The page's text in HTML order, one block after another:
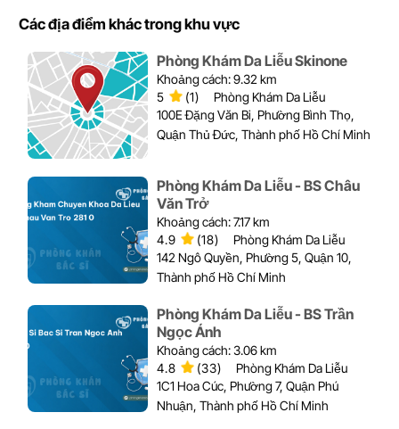
Các địa điểm khác trong khu vực
Phòng Khám Da Liễu Skinone
Khoảng cách: 9.32 km
5
(1)
Phòng Khám Da Liễu
100E Đặng Văn Bi, Phường Bình Thọ,
Quận Thủ Đức, Thành phố Hồ Chí Minh
Phòng Khám Da Liễu - BS Châu
Văn Trở
Khoảng cách: 7.17 km
4.9
(18)
Phòng Khám Da Liễu
142 Ngô Quyền, Phường 5, Quận 10,
Thành phố Hồ Chí Minh
Phòng Khám Da Liễu - BS Trần
Ngọc Ánh
Khoảng cách: 3.06 km
4.8
(33)
Phòng Khám Da Liễu
1C1 Hoa Cúc, Phường 7, Quận Phú
Nhuận, Thành phố Hồ Chí Minh